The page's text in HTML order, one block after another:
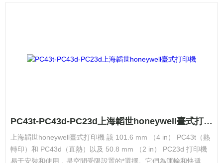
PC43t-PC43d-PC23d上海韜世honeywell臺式打印機
上海韜世honeywell臺式打印機 該 101.6 mm （4 in） PC43t（熱
轉印）和 PC43d（直熱）以及 50.8 mm （2 in） PC23d 打印機
易于安裝和使用，是空間受限設置的*選擇。它們為運輸和快遞、